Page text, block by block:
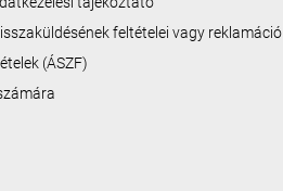
feltételei vagy reklamáció
(ÁSZF)